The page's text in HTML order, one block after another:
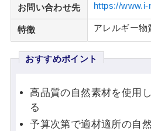
お問い合わせ先 https://
特徴 アレルギー物
おすすめポイント
高品質の自然素材を使用
る
予算次第で適材適所の自